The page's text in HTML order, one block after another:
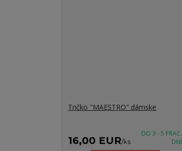
Tričko "MAESTRO" dámske
16,00 EUR/ks
DO 3 - 5 PRAC.
DNÍ